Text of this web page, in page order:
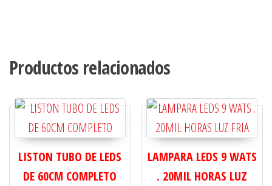
Productos relacionados
LISTON TUBO DE LEDS
DE 60CM COMPLETO
LAMPARA LEDS 9 WATS
. 20MIL HORAS LUZ